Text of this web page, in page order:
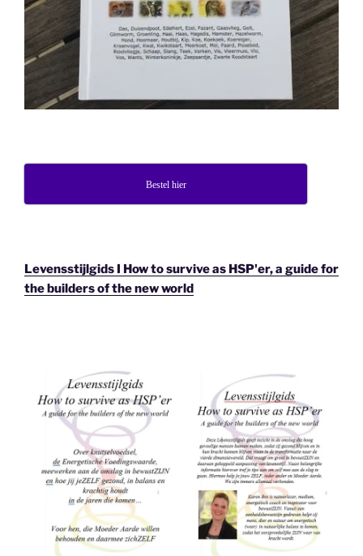
Bestel hier
Levensstijlgids I How to survive as HSP'er, a guide for
the builders of the new world